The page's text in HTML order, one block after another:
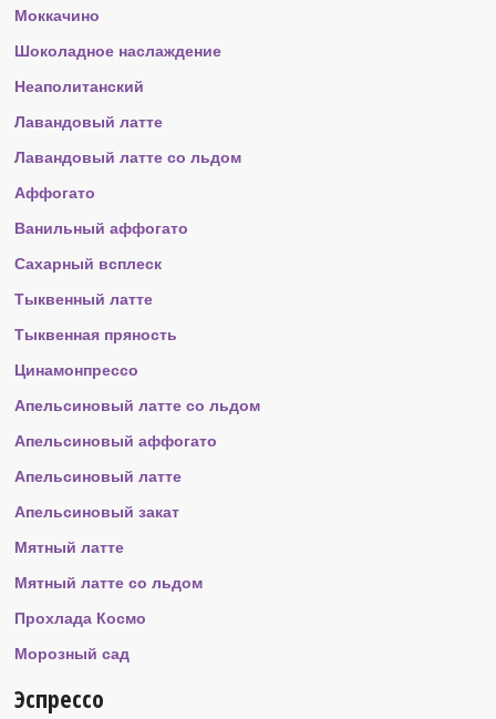
Моккачино
Шоколадное наслаждение
Неаполитанский
Лавандовый латте
Лавандовый латте со льдом
Аффогато
Ванильный аффогато
Сахарный всплеск
Тыквенный латте
Тыквенная пряность
Цинамонпрессо
Апельсиновый латте со льдом
Апельсиновый аффогато
Апельсиновый латте
Апельсиновый закат
Мятный латте
Мятный латте со льдом
Прохлада Космо
Морозный сад
Эспрессо